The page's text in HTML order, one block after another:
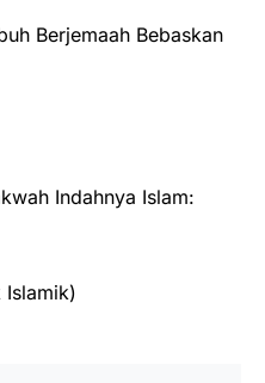
Berjemaah Bebaskan
Indahnya Islam: